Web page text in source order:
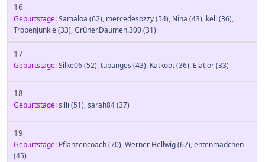
16
Geburtstage:Samaloa (62), mercedesozzy(54), Nina (43), kell (36),
TropenJunkie(33),Grüner.Daumen.300(31)
17
Geburtstage:Silke06(52),tubanges (43), Katkoot(36), Elatior(33)
18
Geburtstage:silli (51),sarah84(37)
19
Geburtstage: Pflanzencoach(70),Werner Hellwig(67),entenmädchen
(45)